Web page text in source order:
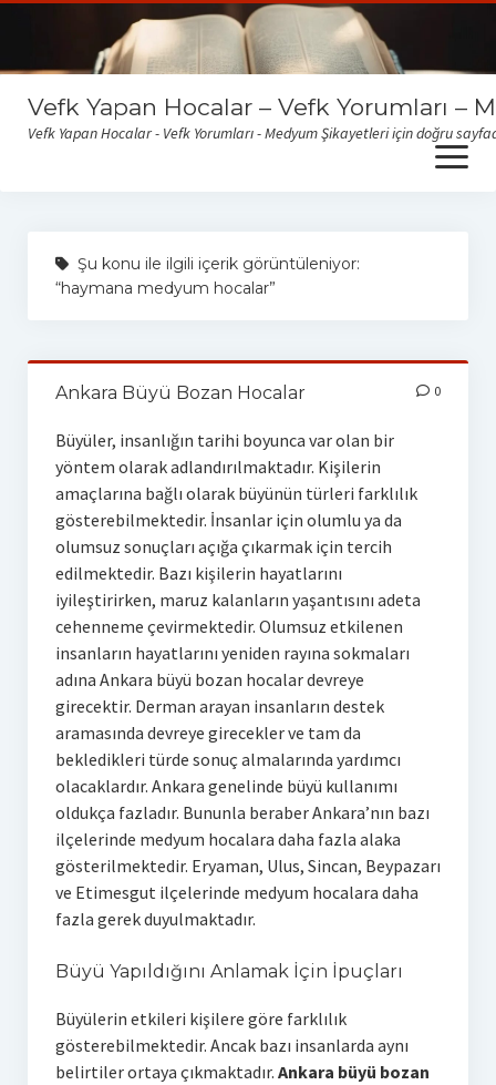
Vefk Yapan Hocalar – Vefk Yorumları –
Vefk Yapan Hocalar - Vefk Yorumları - Medyum Şikayetleri için doğru
open
menu
buraya tıklayabilirsiniz
Şu konu ile ilgili içerik görüntüleniyor:
“haymana medyum hocalar”
Ankara Büyü Bozan Hocalar 0
Büyüler, insanlığın tarihi boyunca var olan bir
yöntem olarak adlandırılmaktadır. Kişilerin
amaçlarına bağlı olarak büyünün türleri farklılık
gösterebilmektedir. İnsanlar için olumlu ya da
olumsuz sonuçları açığa çıkarmak için tercih
edilmektedir. Bazı kişilerin hayatlarını
iyileştirirken, maruz kalanların yaşantısını adeta
cehenneme çevirmektedir. Olumsuz etkilenen
insanların hayatlarını yeniden rayına sokmaları
adına Ankara büyü bozan hocalar devreye
girecektir. Derman arayan insanların destek
aramasında devreye girecekler ve tam da
bekledikleri türde sonuç almalarında yardımcı
olacaklardır. Ankara genelinde büyü kullanımı
oldukça fazladır. Bununla beraber Ankara’nın bazı
ilçelerinde medyum hocalara daha fazla alaka
gösterilmektedir. Eryaman, Ulus, Sincan, Beypazarı
ve Etimesgut ilçelerinde medyum hocalara daha
fazla gerek duyulmaktadır.
Büyü Yapıldığını Anlamak İçin İpuçları
Büyülerin etkileri kişilere göre farklılık
gösterebilmektedir. Ancak bazı insanlarda aynı
belirtiler ortaya çıkmaktadır. Ankara büyü bozan